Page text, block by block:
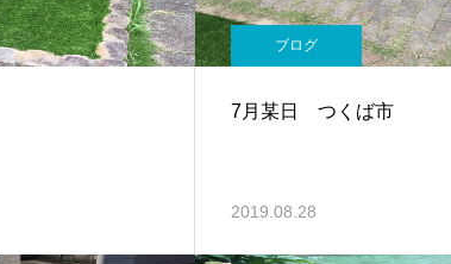
ブログ
7月某日 つくば市
2019.08.28